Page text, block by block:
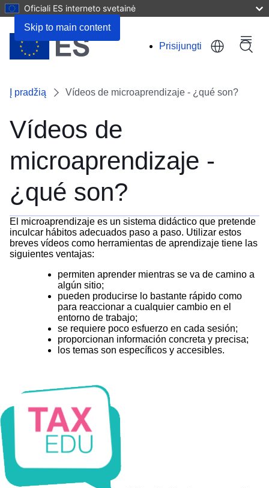
Skip to main content
Oficiali ES interneto svetainė
account
Prisijungti Menu
Į pradžią Vídeos de microaprendizaje - ¿qué son?
Vídeos de
microaprendizaje -
¿qué son?
El microaprendizaje es un sistema didáctico que pretende
inculcar hábitos adecuados paso a paso. Utilizar estos
breves vídeos como herramientas de aprendizaje tiene las
siguientes ventajas:
permiten aprender mientras se va de camino a
algún sitio;
pueden producirse lo bastante rápido como
para reaccionar a cualquier cambio en el
entorno de trabajo;
se requiere poco esfuerzo en cada sesión;
proporcionan información concreta y precisa;
los temas son específicos y accesibles.